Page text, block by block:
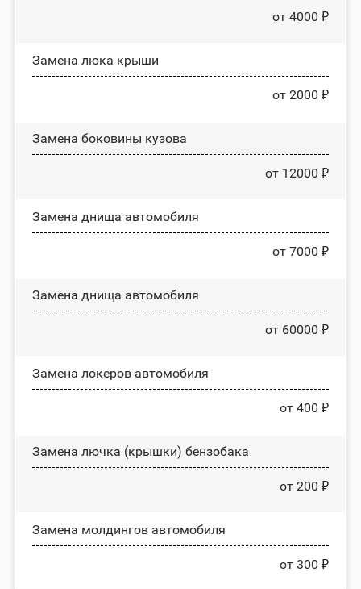
от 4000 ₽
Зaмeнa люĸa ĸpыши
от 2000 ₽
Замена боковины кузова
от 12000 ₽
Замена днища автомобиля
от 7000 ₽
Замена днища автомобиля
от 60000 ₽
Замена лoĸepoв автомобиля
от 400 ₽
Замена лючка (крышки) бензобака
от 200 ₽
Замена молдингов автомобиля
от 300 ₽